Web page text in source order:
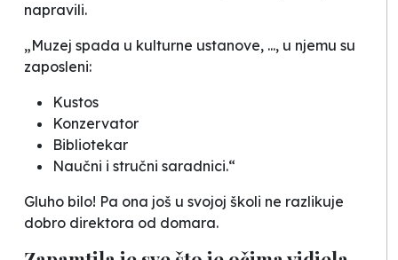
napravili.
„Muzej spada u kulturne ustanove, ..., u njemu su
zaposleni:
Kustos
Konzervator
Bibliotekar
Naučni i stručni saradnici.“
Gluho bilo! Pa ona još u svojoj školi ne razlikuje
dobro direktora od domara.